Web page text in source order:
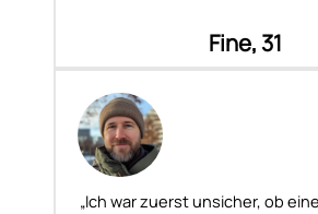
Fine, 31
„Ich war zuerst unsicher, ob